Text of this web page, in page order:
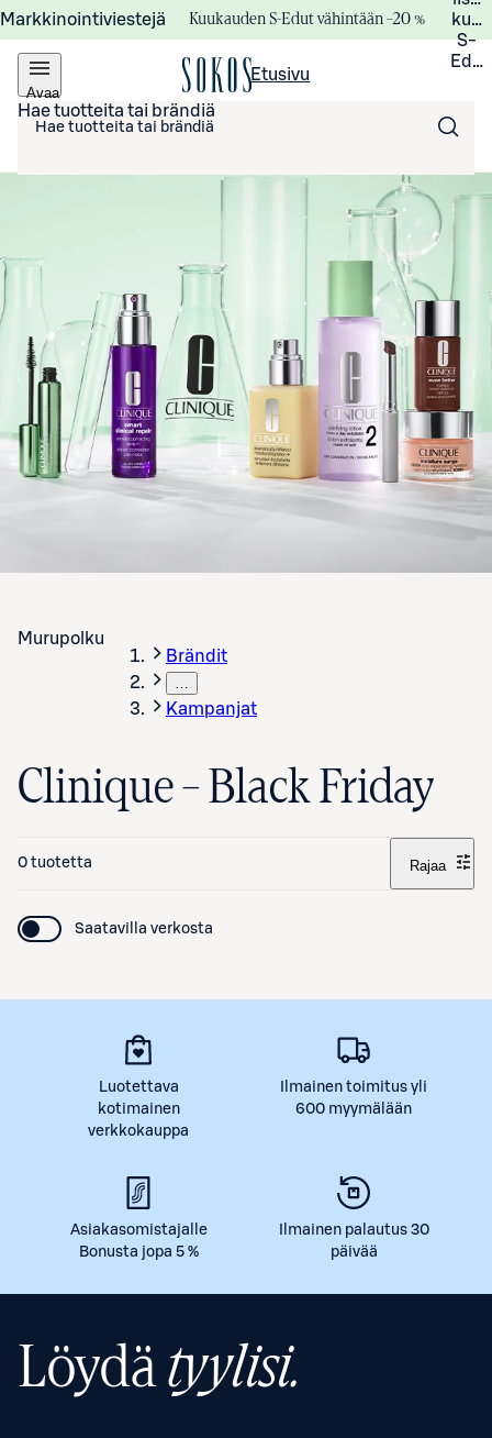
Markkinointiviestejä Kuukauden S-Edut vähintään –20 %
S-
Avaa
valikko
Etusivu
Hae tuotteita tai brändiä
Murupolku
Brändit
Kampanjat
Clinique – Black Friday
0 tuotetta Rajaa
Saatavilla verkosta
Luotettava
kotimainen
verkkokauppa
Ilmainen toimitus yli
600 myymälään
Asiakasomistajalle
Bonusta jopa 5 %
Ilmainen palautus 30
päivää
Löydätyylisi.